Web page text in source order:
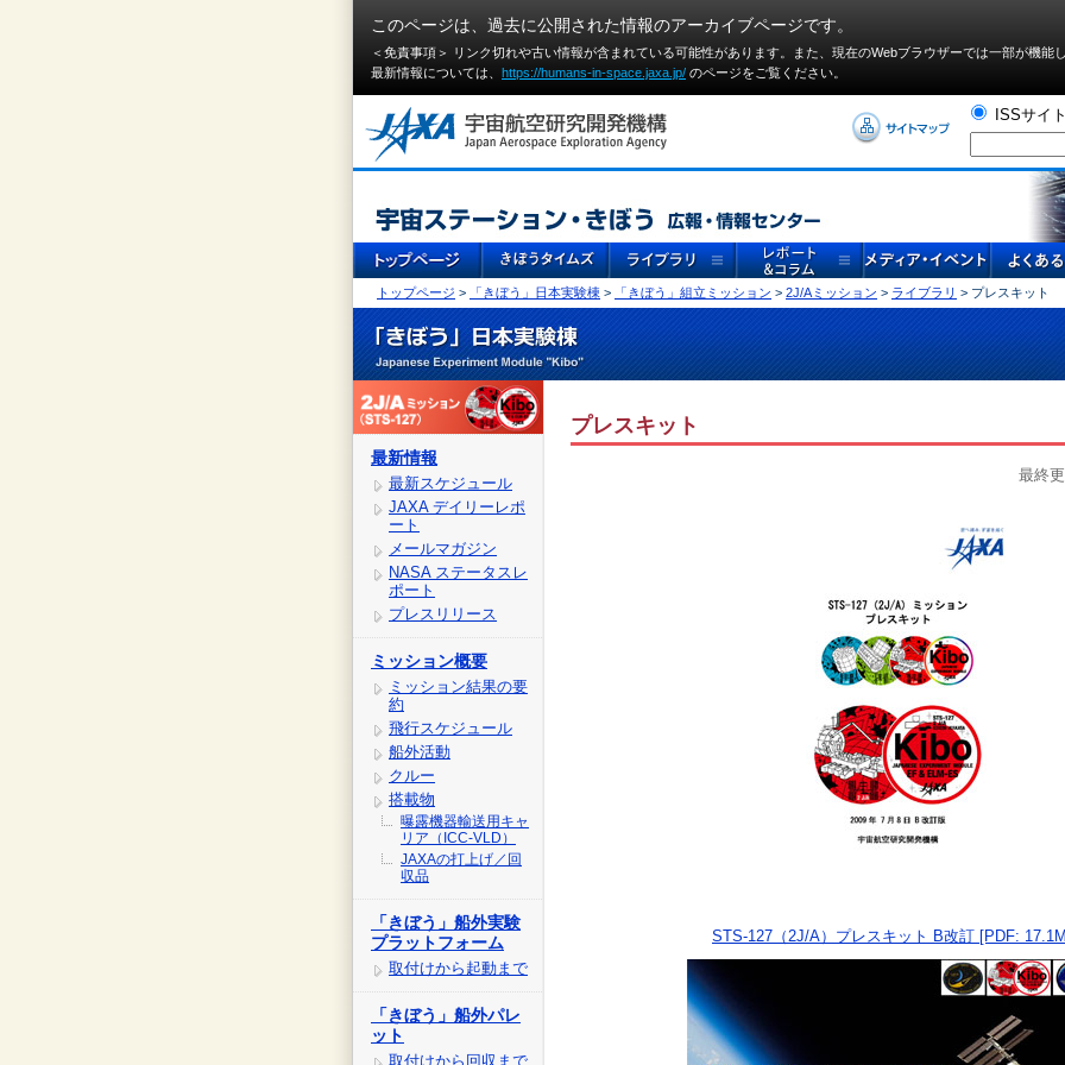
このページは、過去に公開された情報のアーカイブページです。
＜免責事項＞ リンク切れや古い情報が含まれている可能性があります。また、現在のWebブラウザーでは⼀部が機能
最新情報については、 https://humans-in-space.jaxa.jp/ のページをご覧ください。
ISSサイ
トップページ > 「きぼう」日本実験棟 > 「きぼう」組立ミッション > 2J/Aミッション > ライブラリ > プレスキット
最新情報
最新スケジュール
JAXA デイリーレポ
ート
メールマガジン
NASA ステータスレ
ポート
プレスリリース
ミッション概要
ミッション結果の要
約
飛行スケジュール
船外活動
クルー
搭載物
曝露機器輸送用キャ
リア（ICC-VLD）
JAXAの打上げ／回
収品
「きぼう」船外実験
プラットフォーム
取付けから起動まで
「きぼう」船外パレ
ット
取付けから回収まで
プレスキット
最終
STS-127（2J/A）プレスキット B改訂 [PDF: